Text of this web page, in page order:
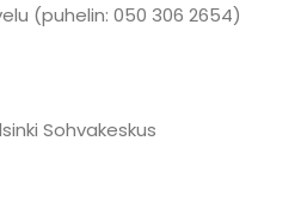
(puhelin: 050 306 2654)
Sohvakeskus